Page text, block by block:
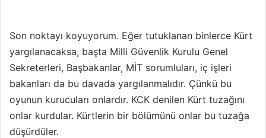
Son noktayı koyuyorum. Eğer tutuklanan binlerce Kürt
yargılanacaksa, başta Milli Güvenlik Kurulu Genel
Sekreterleri, Başbakanlar, MİT sorumluları, iç işleri
bakanları da bu davada yargılanmalıdır. Çünkü bu
oyunun kurucuları onlardır. KCK denilen Kürt tuzağını
onlar kurdular. Kürtlerin bir bölümünü onlar bu tuzağa
düşürdüler.